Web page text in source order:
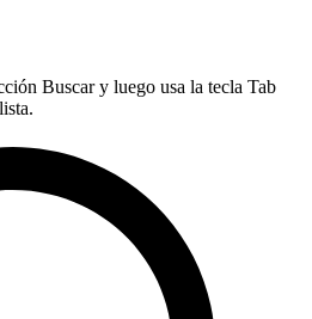
Buscar y luego usa la tecla Tab